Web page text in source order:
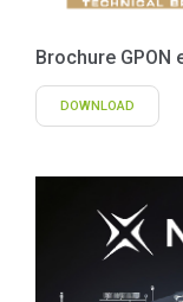
Brochure GPON
DOWNLOAD